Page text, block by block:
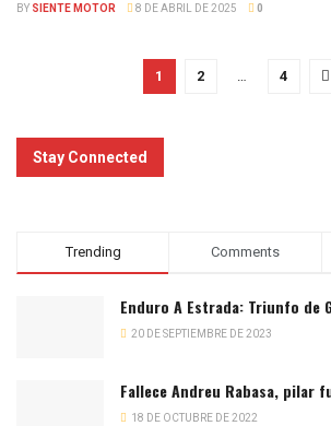
BY SIENTE MOTOR 8 DE ABRIL DE 2025 0
1 2 … 4
Stay Connected
Trending Comments
Enduro A Estrada: Triunfo de
20 DE SEPTIEMBRE DE 2023
Fallece Andreu Rabasa, pilar
18 DE OCTUBRE DE 2022